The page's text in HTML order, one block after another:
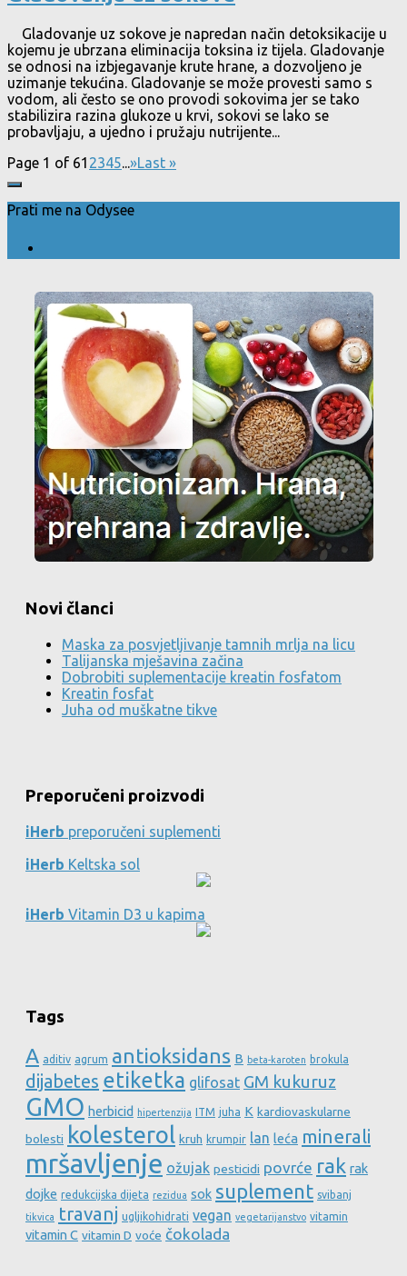
Gladovanje uz sokove je napredan način detoksikacije u
kojemu je ubrzana eliminacija toksina iz tijela. Gladovanje
se odnosi na izbjegavanje krute hrane, a dozvoljeno je
uzimanje tekućina. Gladovanje se može provesti samo s
vodom, ali često se ono provodi sokovima jer se tako
stabilizira razina glukoze u krvi, sokovi se lako se
probavljaju, a ujedno i pružaju nutrijente...
Page 1 of 61 2345...»Last »
Prati me na Odysee
Novi članci
Maska za posvjetljivanje tamnih mrlja na licu
Talijanska mješavina začina
Dobrobiti suplementacije kreatin fosfatom
Kreatin fosfat
Juha od muškatne tikve
Preporučeni proizvodi
iHerb preporučeni suplementi
iHerb Keltska sol
iHerb Vitamin D3 u kapima
Tags
A aditiv agrum antioksidans B beta-karoten brokula
dijabetes etiketka glifosat GM kukuruz
GMO herbicid hipertenzija ITM juha K kardiovaskularne
bolesti kolesterol kruh krumpir lan leća minerali
mršavljenje ožujak pesticidi povrće rak rak
dojke redukcijska dijeta rezidua sok suplement svibanj
tikvica travanj ugljikohidrati vegan vegetarijanstvo vitamin
vitamin C vitamin D voće čokolada